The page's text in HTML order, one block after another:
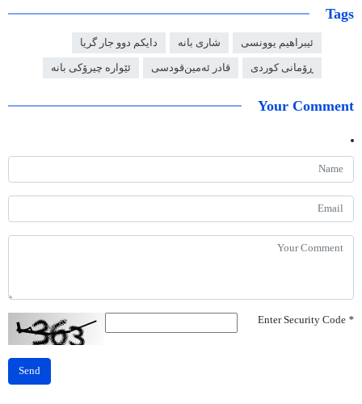
Tags
ئیبراهیم یوونسی شاری بانە دایکم دوو جار گریا
ڕۆمانی کوردی قادر ئەمین‌قودسی ئێوارە چیرۆکی بانە
Your Comment
*
Send